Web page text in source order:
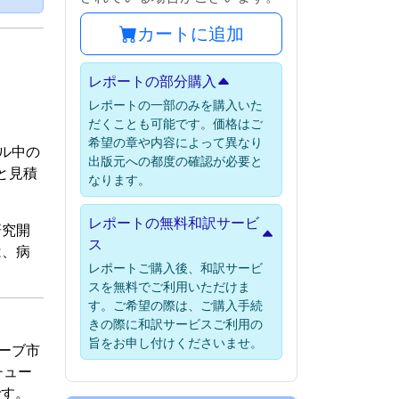
中の
見積
開
病
ブ市
ー
。
カートに追加
レポートの部分購入
レポートの一部のみを購入いた
だくことも可能です。価格はご
希望の章や内容によって異なり
出版元への都度の確認が必要と
なります。
レポートの無料和訳サービ
ス
レポートご購入後、和訳サービ
スを無料でご利用いただけま
す。ご希望の際は、ご購入手続
きの際に和訳サービスご利用の
旨をお申し付けくださいませ。